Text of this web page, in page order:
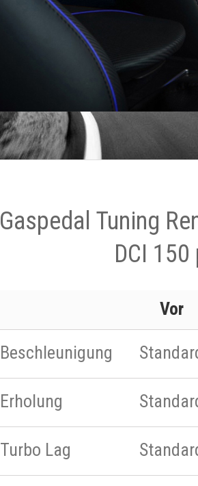
Gaspedal Tuning
DCI 150
Vor
Beschleunigung
Erholung
Turbo Lag